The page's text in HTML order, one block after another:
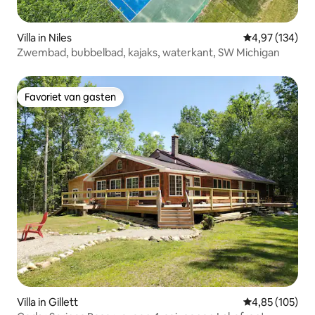
Villa in Niles Gemiddelde
4,97 (134)
Zwembad, bubbelbad, kajaks, waterkant, SW Michigan
Favoriet van gasten
Favoriet van gasten
Villa in Gillett Gemiddelde
4,85 (105)